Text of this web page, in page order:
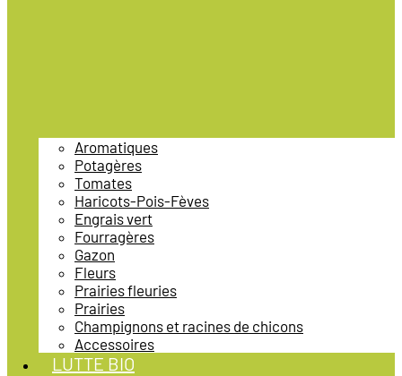
Aromatiques
Potagères
Tomates
Haricots-Pois-Fèves
Engrais vert
Fourragères
Gazon
Fleurs
Prairies fleuries
Prairies
Champignons et racines de chicons
Accessoires
LUTTE BIO